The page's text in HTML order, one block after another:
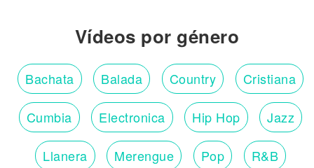
Vídeos por género
Bachata Balada Country Cristiana
Cumbia Electronica Hip Hop Jazz
Llanera Merengue Pop R&B